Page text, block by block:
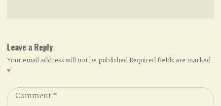
Leave a Reply
Your email address will not be published.Required fields are marked
*
Comment